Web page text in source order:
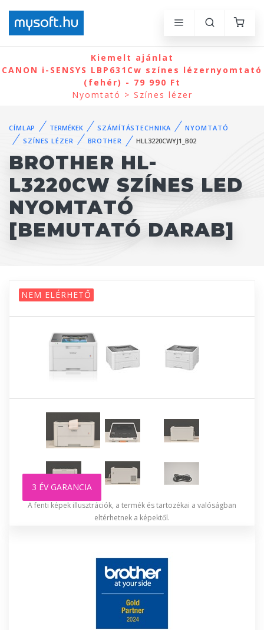
Kiemelt ajánlat
CANON i-SENSYS LBP631Cw színes lézernyomtató
(fehér) - 79 990 Ft
Nyomtató > Színes lézer
CÍMLAP TERMÉKEK SZÁMÍTÁSTECHNIKA
NYOMTATÓ
SZÍNES LÉZER
BROTHER HLL3220CWYJ1_B02
BROTHER HL-
L3220CW SZÍNES LED
NYOMTATÓ
[BEMUTATÓ DARAB]
NEM ELÉRHETŐ
3 ÉV GARANCIA
A fenti képek illusztrációk, a termék és tartozékai a valóságban
eltérhetnek a képektől.